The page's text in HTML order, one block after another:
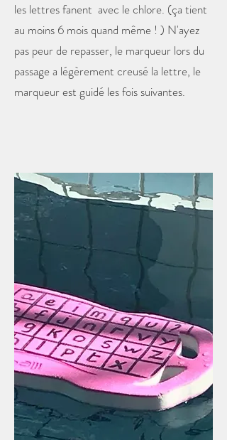
les lettres fanent avec le chlore. (ça tient
au moins 6 mois quand même ! ) N'ayez
pas peur de repasser, le marqueur lors du
passage a légèrement creusé la lettre, le
marqueur est guidé les fois suivantes.